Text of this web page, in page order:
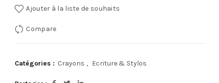
Ajouter à la liste de souhaits
Compare
Catégories : Crayons , Ecriture & Stylos